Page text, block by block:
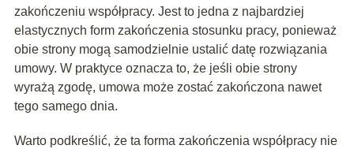
zakończeniu współpracy. Jest to jedna z najbardziej
elastycznych form zakończenia stosunku pracy, ponieważ
obie strony mogą samodzielnie ustalić datę rozwiązania
umowy. W praktyce oznacza to, że jeśli obie strony
wyrażą zgodę, umowa może zostać zakończona nawet
tego samego dnia.
Warto podkreślić, że ta forma zakończenia współpracy nie